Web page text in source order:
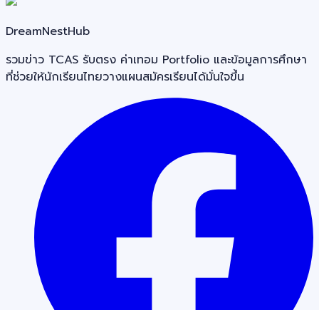
DreamNestHub
รวมข่าว TCAS รับตรง ค่าเทอม Portfolio และข้อมูลการศึกษา
ที่ช่วยให้นักเรียนไทยวางแผนสมัครเรียนได้มั่นใจขึ้น